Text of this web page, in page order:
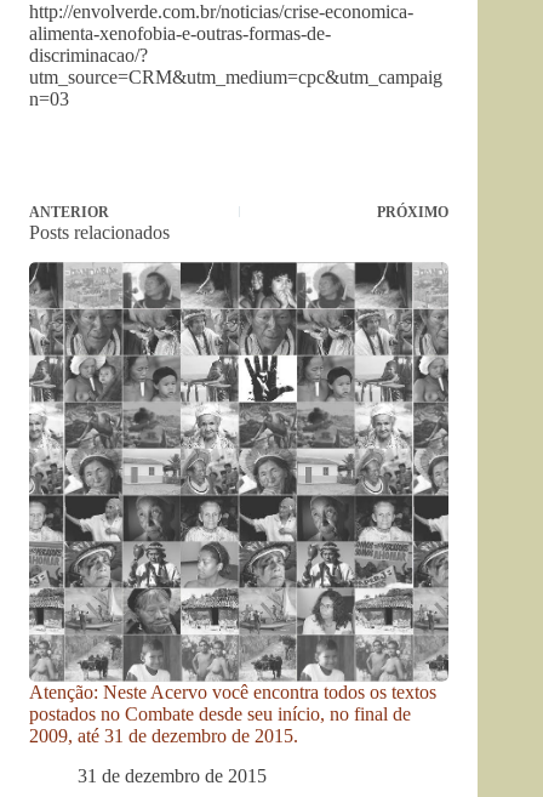
http://envolverde.com.br/noticias/crise-economica-
alimenta-xenofobia-e-outras-formas-de-
discriminacao/?
utm_source=CRM&utm_medium=cpc&utm_campaig
n=03
ANTERIOR PRÓXIMO
Posts relacionados
Atenção: Neste Acervo você encontra todos os textos
postados no Combate desde seu início, no final de
2009, até 31 de dezembro de 2015.
31 de dezembro de 2015